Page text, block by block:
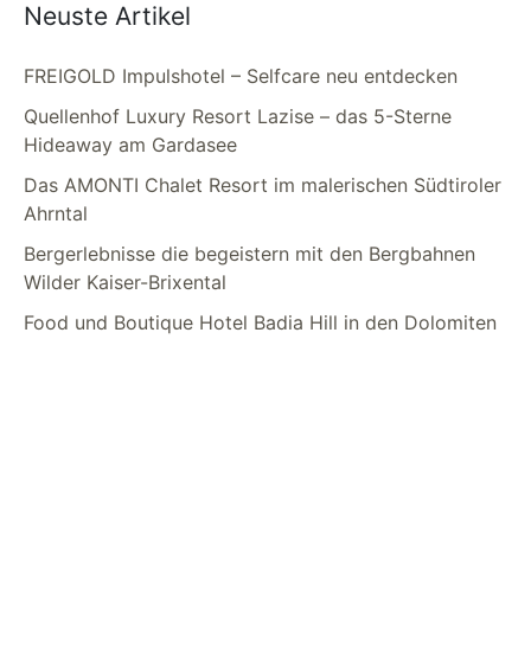
Neuste Artikel
FREIGOLD Impulshotel – Selfcare neu entdecken
Quellenhof Luxury Resort Lazise – das 5-Sterne
Hideaway am Gardasee
Das AMONTI Chalet Resort im malerischen Südtiroler
Ahrntal
Bergerlebnisse die begeistern mit den Bergbahnen
Wilder Kaiser-Brixental
Food und Boutique Hotel Badia Hill in den Dolomiten